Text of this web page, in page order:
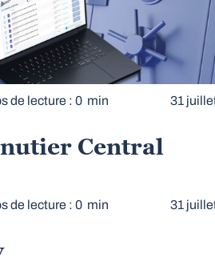
de lecture : 0 min 31
Central
de lecture : 0 min 31